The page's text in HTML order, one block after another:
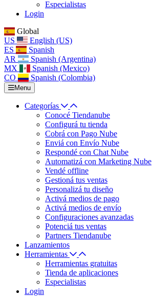
Especialistas
Login
Global
US
English (US)
ES
Spanish
AR
Spanish (Argentina)
MX
Spanish (Mexico)
CO
Spanish (Colombia)
Menu
Categorías
Conocé Tiendanube
Configurá tu tienda
Cobrá con Pago Nube
Enviá con Envío Nube
Respondé con Chat Nube
Automatizá con Marketing Nube
Vendé offline
Gestioná tus ventas
Personalizá tu diseño
Activá medios de pago
Activá medios de envío
Configuraciones avanzadas
Potenciá tus ventas
Partners Tiendanube
Lanzamientos
Herramientas
Herramientas gratuitas
Tienda de aplicaciones
Especialistas
Login